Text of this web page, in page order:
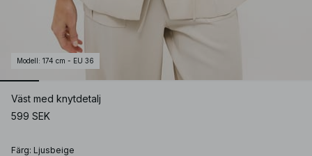
Modell : 174 cm - EU 36
Väst med knytdetalj
599 SEK
Färg: Ljusbeige